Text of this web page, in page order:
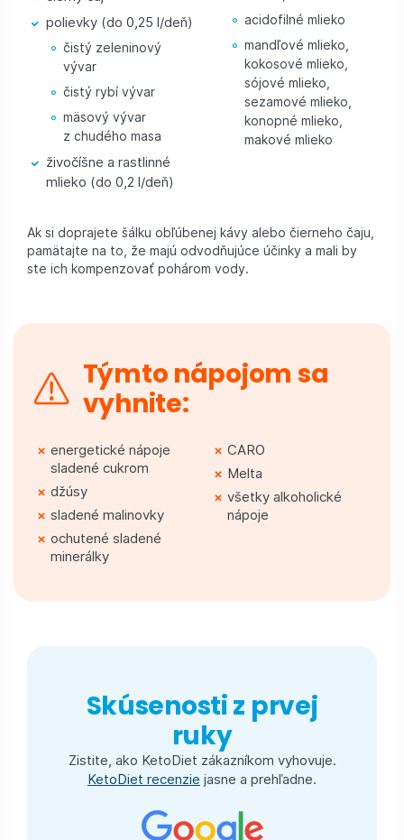
polievky (do 0,25 l/deň)
čistý zeleninový
vývar
čistý rybí vývar
mäsový vývar
z chudého masa
živočíšne a rastlinné
mlieko (do 0,2 l/deň)
acidofilné mlieko
mandľové mlieko,
kokosové mlieko,
sójové mlieko,
sezamové mlieko,
konopné mlieko,
makové mlieko
Ak si doprajete šálku obľúbenej kávy alebo čierneho čaju,
pamätajte na to, že majú odvodňujúce účinky a mali by
ste ich kompenzovať pohárom vody.
Týmto nápojom sa
vyhnite:
energetické nápoje
sladené cukrom
džúsy
sladené malinovky
ochutené sladené
minerálky
CARO
Melta
všetky alkoholické
nápoje
Skúsenosti z prvej
ruky
Zistite, ako KetoDiet zákazníkom vyhovuje.
KetoDiet recenzie jasne a prehľadne.